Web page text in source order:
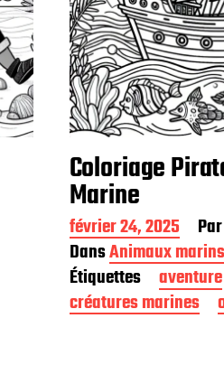
Coloriage
Marine
D
a
t
e
d
e
février 24, 2025 Par
DansAnimaux marins
Étiquettes
aventure
créatures marines